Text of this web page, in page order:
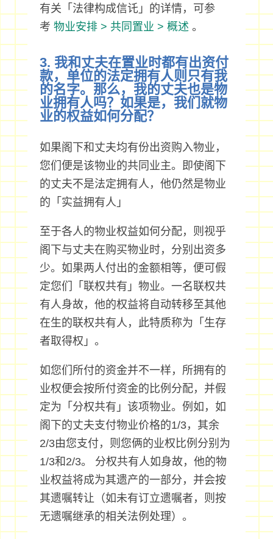
有关「法律构成信讬」的详情，可参
考 物业安排 > 共同置业 > 概述 。
3. 我和丈夫在置业时都有出资付
款，单位的法定拥有人则只有我
的名字。那么，我的丈夫也是物
业拥有人吗？如果是，我们就物
业的权益如何分配？
如果阁下和丈夫均有份出资购入物业，
您们便是该物业的共同业主。即使阁下
的丈夫不是法定拥有人，他仍然是物业
的「实益拥有人」
至于各人的物业权益如何分配，则视乎
阁下与丈夫在购买物业时，分别出资多
少。如果两人付出的金额相等，便可假
定您们「联权共有」物业。一名联权共
有人身故，他的权益将自动转移至其他
在生的联权共有人，此特质称为「生存
者取得权」。
如您们所付的资金并不一样，所拥有的
业权便会按所付资金的比例分配，并假
定为「分权共有」该项物业。例如，如
阁下的丈夫支付物业价格的1/3，其余
2/3由您支付，则您俩的业权比例分别为
1/3和2/3。 分权共有人如身故，他的物
业权益将成为其遗产的一部分，并会按
其遗嘱转让（如未有订立遗嘱者，则按
无遗嘱继承的相关法例处理）。